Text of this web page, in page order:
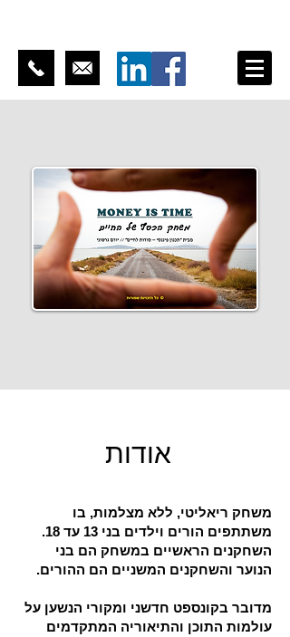
אודות
משחק ריאליטי, ללא מצלמות, בו
משתתפים הורים וילדים בני 13 עד 18.
השחקנים הראשיים במשחק הם בני
הנוער והשחקנים המשניים הם ההורים.
מדובר בקונספט חדשני ומקורי הנשען על
עולמות התוכן והתיאוריה המתקדמים